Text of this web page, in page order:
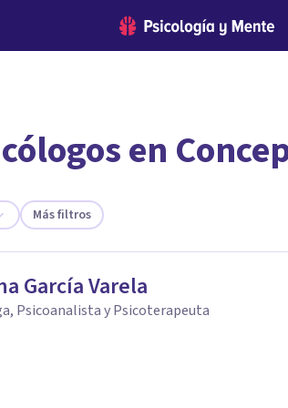
el psicólogo
en
Más filtros
García Varela
Psicoanalista y Psicoterapeuta